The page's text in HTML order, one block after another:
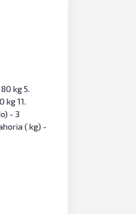
kg 5.
kg 11.
- 3
( kg) -